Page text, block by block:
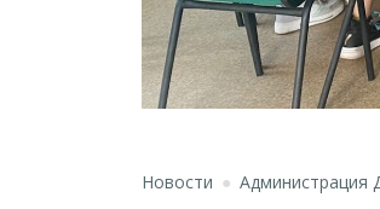
Новости Администрация